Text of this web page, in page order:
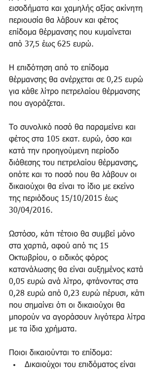
εισοδήματα και χαμηλής αξίας ακίνητη
περιουσία θα λάβουν και φέτος
επίδομα θέρμανσης που κυμαίνεται
από 37,5 έως 625 ευρώ.
Η επιδότηση από το επίδομα
θέρμανσης θα ανέρχεται σε 0,25 ευρώ
για κάθε λίτρο πετρελαίου θέρμανσης
που αγοράζεται.
Το συνολικό ποσό θα παραμείνει και
φέτος στα 105 εκατ. ευρώ, όσο και
κατά την προηγούμενη περίοδο
διάθεσης του πετρελαίου θέρμανσης,
οπότε και το ποσό που θα λάβουν οι
δικαιούχοι θα είναι το ίδιο με εκείνο
της περιόδους 15/10/2015 έως
30/04/2016.
Ωστόσο, κάτι τέτοιο θα συμβεί μόνο
στα χαρτιά, αφού από τις 15
Οκτωβρίου, ο ειδικός φόρος
κατανάλωσης θα είναι αυξημένος κατά
0,05 ευρώ ανά λίτρο, φτάνοντας στα
0,28 ευρώ από 0,23 ευρώ πέρυσι, κάτι
που σημαίνει ότι οι δικαιούχοι θα
μπορούν να αγοράσουν λιγότερα λίτρα
με τα ίδια χρήματα.
Ποιοι δικαιούνται το επίδομα:
Δικαιούχοι του επιδόματος είναι